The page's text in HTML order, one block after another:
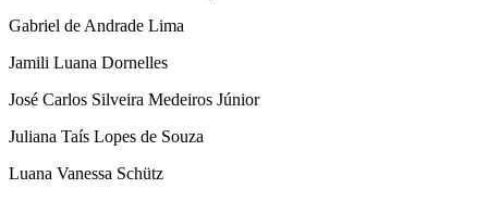
Gabriel de Andrade Lima
Jamili Luana Dornelles
José Carlos Silveira Medeiros Júnior
Juliana Taís Lopes de Souza
Luana Vanessa Schütz